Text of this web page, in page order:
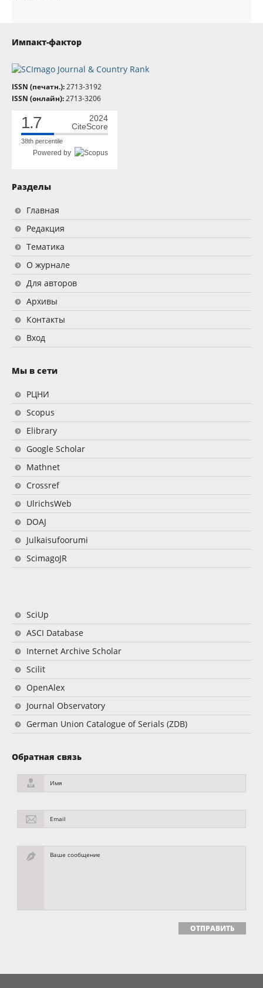
Импакт-фактор
ISSN (печатн.):2713-3192
ISSN (онлайн):2713-3206
1.7
2024
CiteScore
38th percentile
Powered by
Разделы
Главная
Редакция
Тематика
О журнале
Для авторов
Архивы
Контакты
Вход
Мы в сети
РЦНИ
Scopus
Elibrary
Google Scholar
Mathnet
Crossref
UlrichsWeb
DOAJ
Julkaisufoorumi
ScimagoJR
SciUp
ASCI Database
Internet Archive Scholar
Scilit
OpenAlex
Journal Observatory
German Union Catalogue of Serials (ZDB)
Обратная связь
Имя
Email
Ваше сообщение